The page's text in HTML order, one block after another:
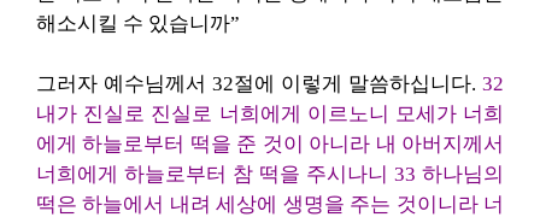
해소시킬 수 있습니까”
그러자 예수님께서 32절에 이렇게 말씀하십니다. 32
내가 진실로 진실로 너희에게 이르노니 모세가 너희
에게 하늘로부터 떡을 준 것이 아니라 내 아버지께서
너희에게 하늘로부터 참 떡을 주시나니 33 하나님의
떡은 하늘에서 내려 세상에 생명을 주는 것이니라 너